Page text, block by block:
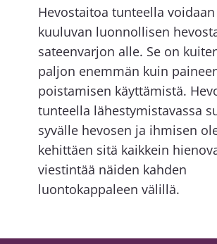
Hevostaitoa tunteella
kuuluvan luonnollisen
sateenvarjon alle. Se on
paljon enemmän kuin
poistamisen käyttämistä.
tunteella lähestymistavassa
syvälle hevosen ja ihmisen
kehittäen sitä kaikkein
viestintää näiden kahden
luontokappaleen välillä.